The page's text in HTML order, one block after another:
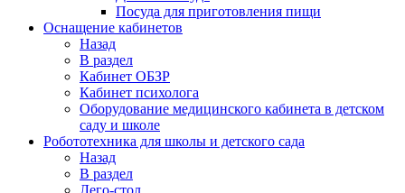
Посуда для приготовления пищи
Оснащение кабинетов
Назад
В раздел
Кабинет ОБЗР
Кабинет психолога
Оборудование медицинского кабинета в детском
саду и школе
Робототехника для школы и детского сада
Назад
В раздел
Лего-стол